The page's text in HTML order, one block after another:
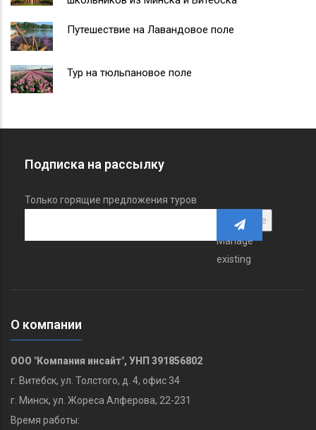
Путешествие на Лавандовое поле
Тур на тюльпановое поле
Подписка на рассылку
Только горящие предложения туров
Manage
existing
О компании
ООО "Компания инсайт", УНП 391856802
г. Витебск, ул. Толстого, д. 4, офис 34
г. Минск, ул. Жореса Алферова, 22-231
Время работы: